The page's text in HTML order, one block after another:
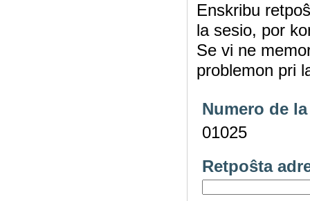
Enskribu
la sesio, por
Se vi ne
problemon pri
Numero de
01025
Retpoŝta